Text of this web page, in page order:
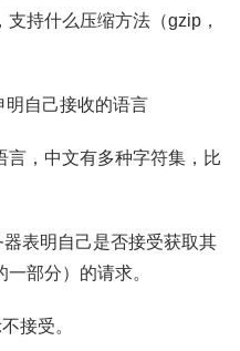
持什么压缩方法（gzip，
明自己接收的语言
言，中文有多种字符集，比
器表明自己是否接受获取其
部分）的请求。
接受。